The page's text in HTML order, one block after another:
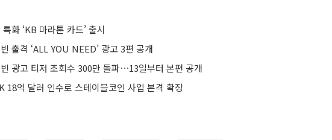
화 ‘KB 마라톤 카드’ 출시
출격 ‘ALL YOU NEED’ 광고 3편 공개
광고 티저 조회수 300만 돌파⋯13일부터 본편 공개
18억 달러 인수로 스테이블코인 사업 본격 확장